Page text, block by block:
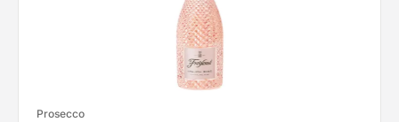
Prosecco